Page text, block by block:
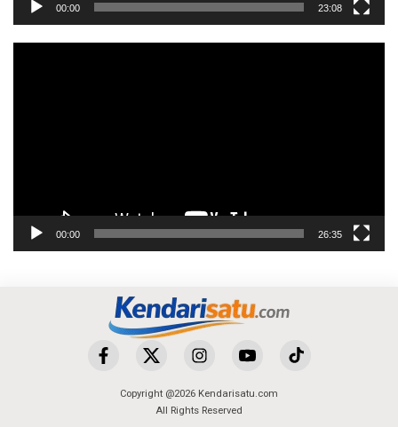
00:00 23:08
00:00 26:35
Copyright @2026 Kendarisatu.com
All Rights Reserved